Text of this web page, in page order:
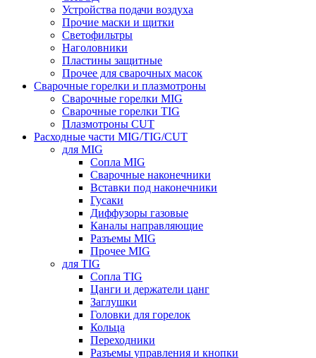
Устройства подачи воздуха
Прочие маски и щитки
Светофильтры
Наголовники
Пластины защитные
Прочее для сварочных масок
Сварочные горелки и плазмотроны
Сварочные горелки MIG
Сварочные горелки TIG
Плазмотроны CUT
Расходные части MIG/TIG/CUT
для MIG
Сопла MIG
Сварочные наконечники
Вставки под наконечники
Гусаки
Диффузоры газовые
Каналы направляющие
Разъемы MIG
Прочее MIG
для TIG
Сопла TIG
Цанги и держатели цанг
Заглушки
Головки для горелок
Кольца
Переходники
Разъемы управления и кнопки